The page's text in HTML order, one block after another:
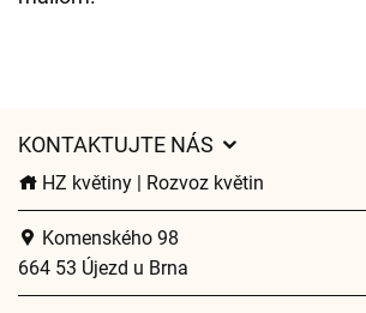
KONTAKTUJTE NÁS
HZ květiny | Rozvoz květin
Komenského 98
664 53 Újezd u Brna